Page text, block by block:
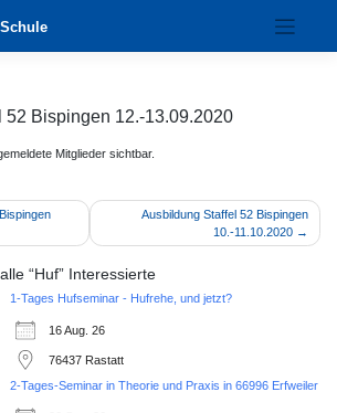
52 Bispingen 12.-13.09.2020
Mitglieder sichtbar.
Ausbildung Staffel 52 Bispingen
10.-11.10.2020
“Huf” Interessierte
1-Tages Hufseminar - Hufrehe, und jetzt?
16 Aug. 26
76437 Rastatt
2-Tages-Seminar in Theorie und Praxis in 66996 Erfweiler